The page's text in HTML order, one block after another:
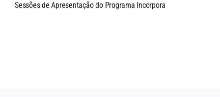
Sessões de Apresentação do Programa Incorpora